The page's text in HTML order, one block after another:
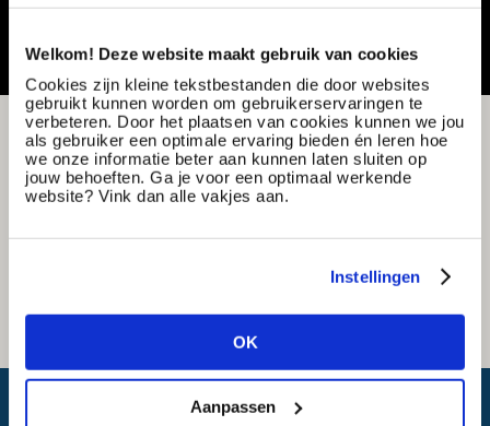
Welkom! Deze website maakt gebruik van cookies
Cookies zijn kleine tekstbestanden die door websites
gebruikt kunnen worden om gebruikerservaringen te
verbeteren. Door het plaatsen van cookies kunnen we jou
als gebruiker een optimale ervaring bieden én leren hoe
we onze informatie beter aan kunnen laten sluiten op
jouw behoeften. Ga je voor een optimaal werkende
website? Vink dan alle vakjes aan.
Instellingen
OK
Aanpassen
What is my travel time?